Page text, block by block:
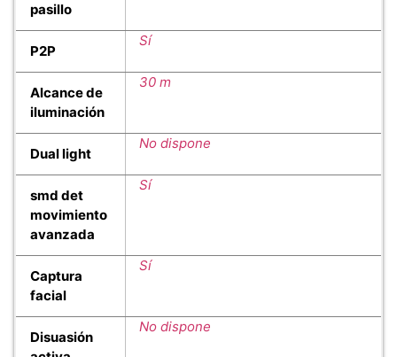
pasillo
P2P
Sí
Alcance de
iluminación
30 m
Dual light
No dispone
smd det
movimiento
avanzada
Sí
Captura
facial
Sí
Disuasión
No dispone